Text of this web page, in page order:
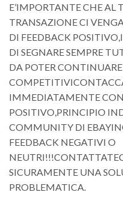
E’IMPORTANTE CHE AL
TRANSAZIONE CI
DI FEEDBACK
DI SEGNARE SEMPRE
DA POTER
IMMEDIATAMENTE
POSITIVO,PRINCIPIO
COMMUNITY DI
FEEDBACK NEGATIVI O
SICURAMENTE UNA
PROBLEMATICA.